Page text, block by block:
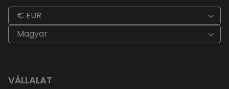
€ EUR
Magyar
VÁLLALAT